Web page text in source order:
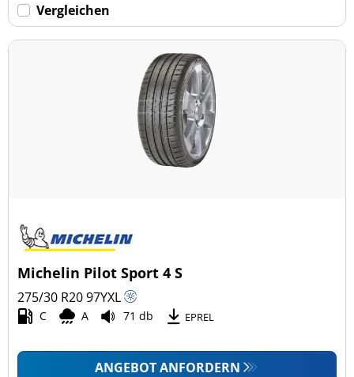
Vergleichen
Michelin Pilot Sport 4 S
275/30 R2097YXL
C A 71 db EPREL
ANGEBOT ANFORDERN